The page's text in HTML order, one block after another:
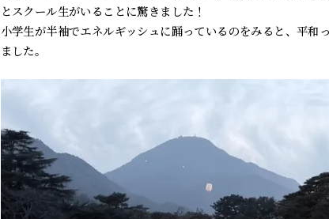
とスクール生がいることに驚きました！
小学生が半袖でエネルギッシュに踊っているのをみると、平和
ました。